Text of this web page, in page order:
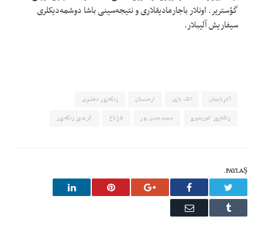
گؤستریر. اونلار باجارمادیقلاری و نتیجه‌سینی باشا دوشمه‌دیکلری
سیفاریش آلیبلار.
آذربایجان اتک یازی ارمنستان
زنگه‌زور دهلیزی
زنگه‌زور کوریدورو
سعید متین پور قاراباغ کریدور زنگه‌زور
PAYLAŞ.
Facebook
Google+
Pinterest
LinkedIn
Tumblr
Email